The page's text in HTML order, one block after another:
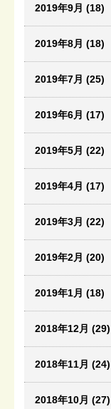
2019年9月 (18)
2019年8月 (18)
2019年7月 (25)
2019年6月 (17)
2019年5月 (22)
2019年4月 (17)
2019年3月 (22)
2019年2月 (20)
2019年1月 (18)
2018年12月 (29)
2018年11月 (24)
2018年10月 (27)